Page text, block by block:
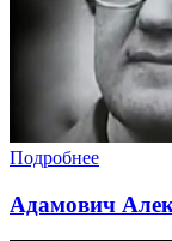
Подробнее
Адамович